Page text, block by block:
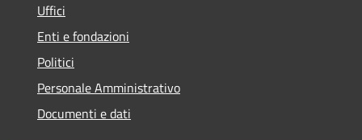
Uffici
Enti e fondazioni
Politici
Personale Amministrativo
Documenti e dati